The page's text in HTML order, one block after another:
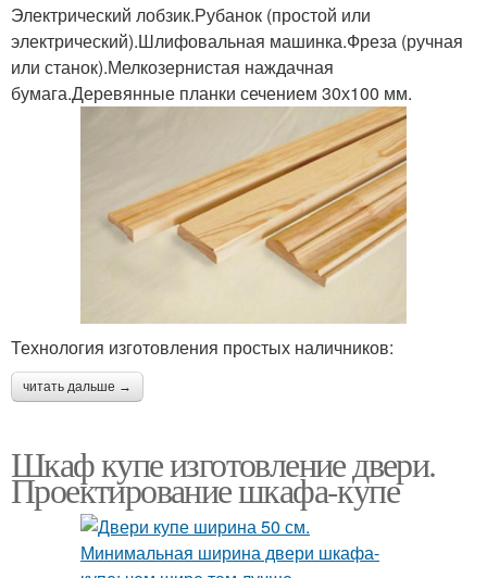
Электрический лобзик.Рубанок (простой или
электрический).Шлифовальная машинка.Фреза (ручная
или станок).Мелкозернистая наждачная
бумага.Деревянные планки сечением 30х100 мм.
Технология изготовления простых наличников:
читать дальше →
Шкаф купе изготовление двери.
Проектирование шкафа-купе